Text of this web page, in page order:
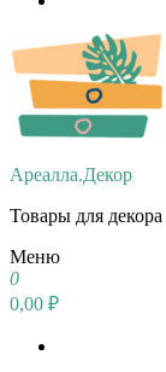
Ареалла.Декор
Товары для декора
Меню
0
0,00 ₽